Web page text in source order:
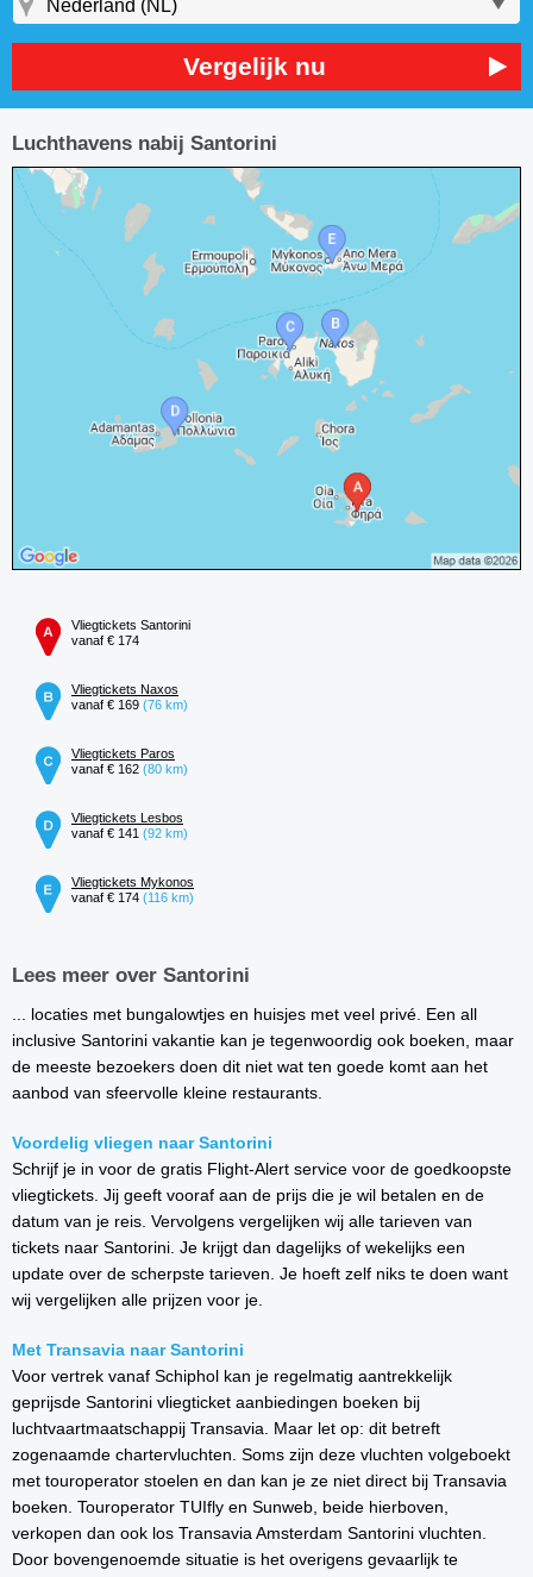
Vergelijk nu
Luchthavens nabij Santorini
Vliegtickets Santorini
vanaf € 174
Vliegtickets Naxos
vanaf € 169 (76 km)
Vliegtickets Paros
vanaf € 162 (80 km)
Vliegtickets Lesbos
vanaf € 141 (92 km)
Vliegtickets Mykonos
vanaf € 174 (116 km)
Lees meer over Santorini
... locaties met bungalowtjes en huisjes met veel privé. Een all
inclusive Santorini vakantie kan je tegenwoordig ook boeken, maar
de meeste bezoekers doen dit niet wat ten goede komt aan het
aanbod van sfeervolle kleine restaurants.
Voordelig vliegen naar Santorini
Schrijf je in voor de gratis Flight-Alert service voor de goedkoopste
vliegtickets. Jij geeft vooraf aan de prijs die je wil betalen en de
datum van je reis. Vervolgens vergelijken wij alle tarieven van
tickets naar Santorini. Je krijgt dan dagelijks of wekelijks een
update over de scherpste tarieven. Je hoeft zelf niks te doen want
wij vergelijken alle prijzen voor je.
Met Transavia naar Santorini
Voor vertrek vanaf Schiphol kan je regelmatig aantrekkelijk
geprijsde Santorini vliegticket aanbiedingen boeken bij
luchtvaartmaatschappij Transavia. Maar let op: dit betreft
zogenaamde chartervluchten. Soms zijn deze vluchten volgeboekt
met touroperator stoelen en dan kan je ze niet direct bij Transavia
boeken. Touroperator TUIfly en Sunweb, beide hierboven,
verkopen dan ook los Transavia Amsterdam Santorini vluchten.
Door bovengenoemde situatie is het overigens gevaarlijk te